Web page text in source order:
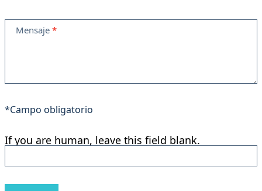
Mensaje *
*Campo obligatorio
If you are human, leave this field blank.